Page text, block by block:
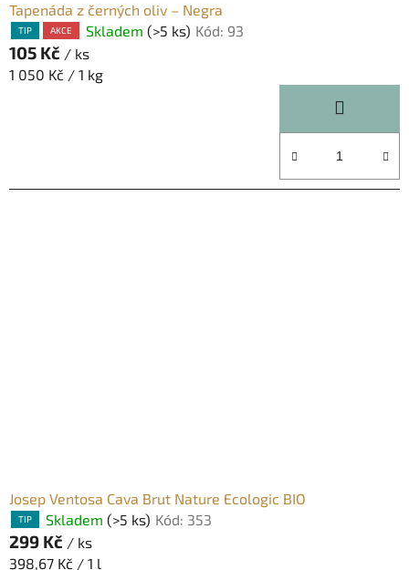
Tapenáda z černých oliv – Negra
TIP AKCE Skladem (>5 ks) Kód: 93
105 Kč / ks
Měrná
1 050 Kč / 1 kg
Josep Ventosa Cava Brut Nature Ecologic BIO
TIP Skladem (>5 ks) Kód: 353
299 Kč / ks
Měrná
398,67 Kč / 1 l